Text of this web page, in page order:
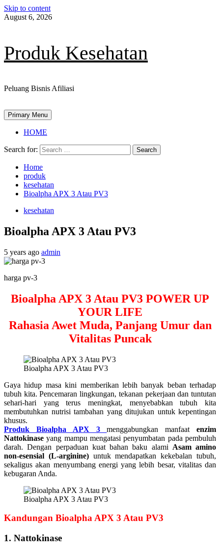
Skip to content
August 6, 2026
Produk Kesehatan
Peluang Bisnis Afiliasi
Primary Menu
HOME
Search for:
Home
produk
kesehatan
Bioalpha APX 3 Atau PV3
kesehatan
Bioalpha APX 3 Atau PV3
5 years ago admin
harga pv-3
Bioalpha APX 3 Atau PV3 POWER UP
YOUR LIFE
Rahasia Awet Muda, Panjang Umur dan
Vitalitas Puncak
Bioalpha APX 3 Atau PV3
Gaya hidup masa kini memberikan lebih banyak beban terhadap
tubuh kita. Pencemaran lingkungan, tekanan pekerjaan dan tuntutan
sehari-hari yang terus meningkat, menyebabkan tubuh kita
membutuhkan nutrisi tambahan yang ditujukan untuk kepentingan
khusus.
Produk Bioalpha APX 3menggabungkan manfaatenzim
Nattokinase yang mampu mengatasi penyumbatan pada pembuluh
darah. Dengan perpaduan kuat bahan baku alami Asam amino
non-esensial (L-arginine)untuk mendapatkan kekebalan tubuh,
sekaligus akan menyumbang energi yang lebih besar, vitalitas dan
kebugaran Anda.
Bioalpha APX 3 Atau PV3
Kandungan Bioalpha APX 3 Atau PV3
1. Nattokinase